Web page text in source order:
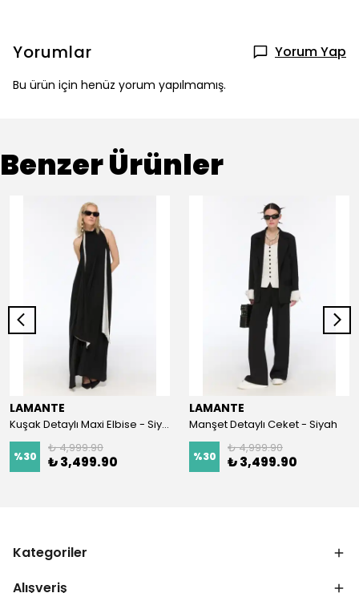
Yorumlar Yorum Yap
Bu ürün için henüz yorum yapılmamış.
Benzer Ürünler
LAMANTE
Kuşak Detaylı Maxi Elbise - Siyah
%30
₺ 4,999.90
₺ 3,499.90
LAMANTE
Manşet Detaylı Ceket - Siyah
%30
₺ 4,999.90
₺ 3,499.90
Kategoriler
Alışveriş